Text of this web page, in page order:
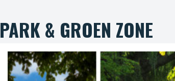
PARK & GROEN ZONE